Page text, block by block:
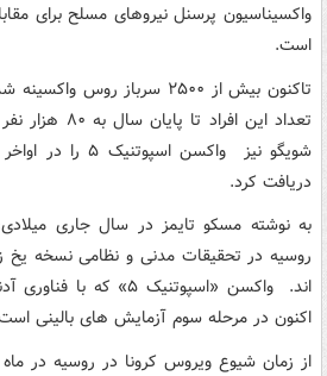
واکسیناسیون پرسنل نیروهای مسلح برای
است.
تاکنون بیش از ۲۵۰۰ سرباز
تعداد این
شویگو نیز واکسن
دریافت کرد.
اند. واکسن «اسپوتنیک
اکنون در مرحله سوم آزمایش های بالینی